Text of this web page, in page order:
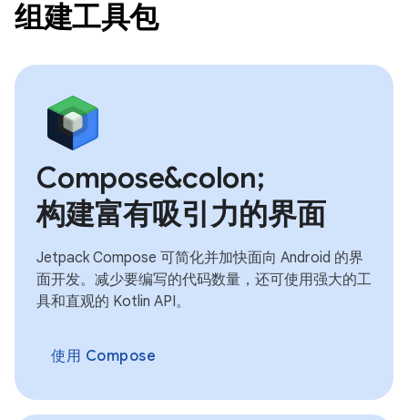
组建工具包
Compose&colon;
构建富有吸引力的界面
Jetpack Compose 可简化并加快面向 Android 的界
面开发。减少要编写的代码数量，还可使用强大的工
具和直观的 Kotlin API。
使用 Compose